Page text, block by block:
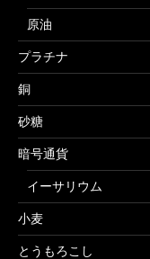
原油
プラチナ
銅
砂糖
暗号通貨
イーサリウム
小麦
とうもろこし